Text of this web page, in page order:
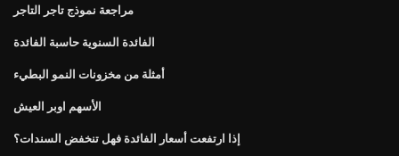
مراجعة نموذج تاجر التاجر
الفائدة السنوية حاسبة الفائدة
أمثلة من مخزونات النمو البطيء
الأسهم اوبر العيش
إذا ارتفعت أسعار الفائدة فهل تنخفض السندات؟